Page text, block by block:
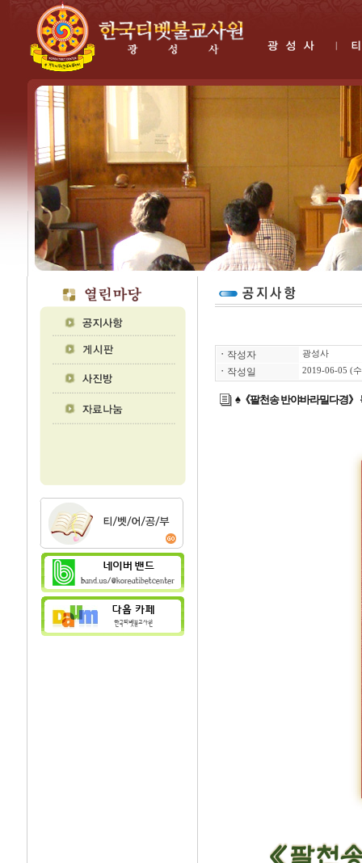
ㆍ 작성자 광성사
ㆍ 작성일 2019-06-05 (
♠《팔천송 반야바라밀다경》